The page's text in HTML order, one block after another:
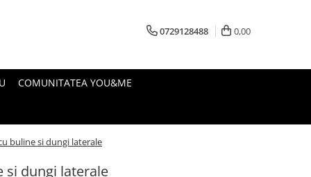
0729128488 0,00
COMUNITATEA YOU&ME
buline si dungi laterale
si dungi laterale